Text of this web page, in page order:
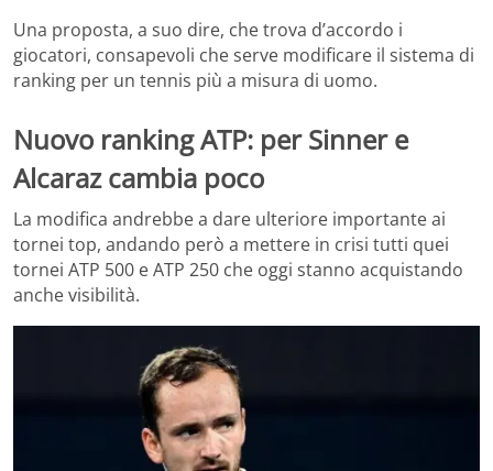
Una proposta, a suo dire, che trova d’accordo i
giocatori, consapevoli che serve modificare il sistema di
ranking per un tennis più a misura di uomo.
Nuovo ranking ATP: per Sinner e
Alcaraz cambia poco
La modifica andrebbe a dare ulteriore importante ai
tornei top, andando però a mettere in crisi tutti quei
tornei ATP 500 e ATP 250 che oggi stanno acquistando
anche visibilità.